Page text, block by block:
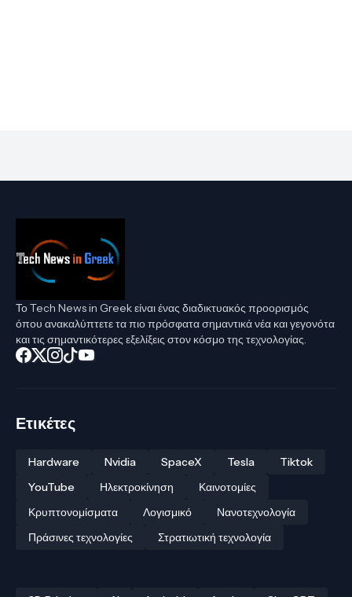
Το Tech News in Greek είναι ένας διαδικτυακός προορισμός
όπου ανακαλύπτετε τα πιο πρόσφατα σημαντικά νέα και γεγονότα
και τις σημαντικότερες εξελίξεις στον κόσμο της τεχνολογίας.
Ετικέτες
Hardware Nvidia SpaceX Tesla
Tiktok
YouTube
Ηλεκτροκίνηση
Καινοτομίες
Κρυπτονομίσματα
Λογισμικό
Νανοτεχνολογία
Πράσινες τεχνολογίες
Στρατιωτική τεχνολογία